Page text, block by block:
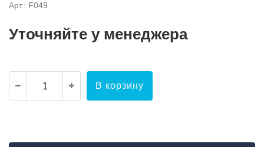
Арт.: F049
Уточняйте у менеджера
В корзину